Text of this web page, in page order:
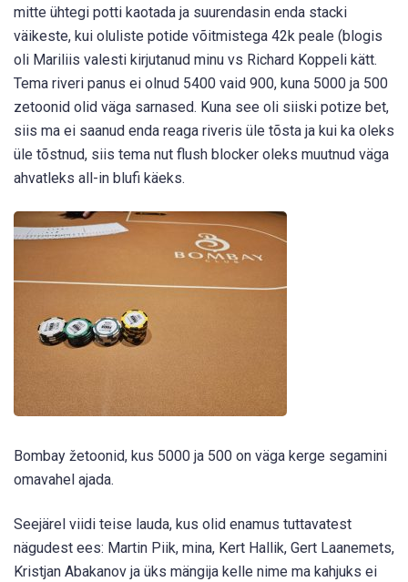
mitte ühtegi potti kaotada ja suurendasin enda stacki
väikeste, kui oluliste potide võitmistega 42k peale (blogis
oli Mariliis valesti kirjutanud minu vs Richard Koppeli kätt.
Tema riveri panus ei olnud 5400 vaid 900, kuna 5000 ja 500
zetoonid olid väga sarnased. Kuna see oli siiski potize bet,
siis ma ei saanud enda reaga riveris üle tõsta ja kui ka oleks
üle tõstnud, siis tema nut flush blocker oleks muutnud väga
ahvatleks all-in blufi käeks.
Bombay žetoonid, kus 5000 ja 500 on väga kerge segamini
omavahel ajada.
Seejärel viidi teise lauda, kus olid enamus tuttavatest
nägudest ees: Martin Piik, mina, Kert Hallik, Gert Laanemets,
Kristjan Abakanov ja üks mängija kelle nime ma kahjuks ei